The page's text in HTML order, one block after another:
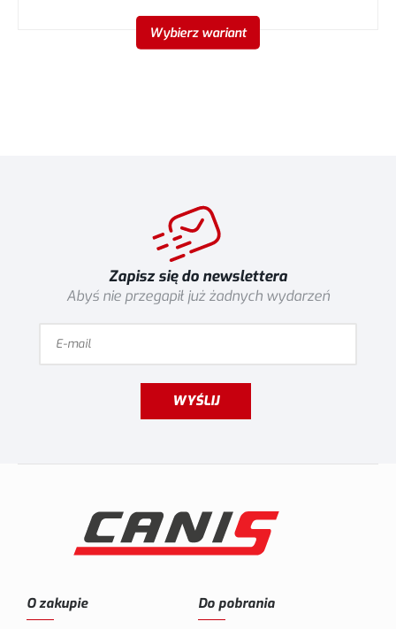
Wybierz wariant
Zapisz się do newslettera
Abyś nie przegapił już żadnych wydarzeń
WYŚLIJ
O zakupie Do pobrania